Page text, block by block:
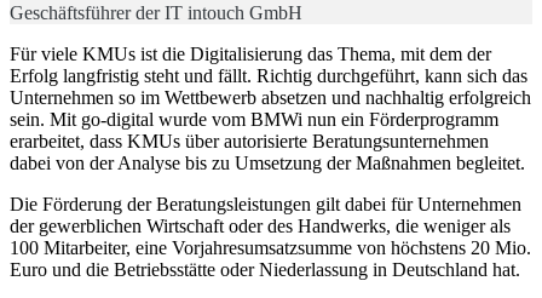
Geschäftsführer der IT intouch GmbH
Für viele KMUs ist die Digitalisierung das Thema, mit dem der
Erfolg langfristig steht und fällt. Richtig durchgeführt, kann sich das
Unternehmen so im Wettbewerb absetzen und nachhaltig erfolgreich
sein. Mit go-digital wurde vom BMWi nun ein Förderprogramm
erarbeitet, dass KMUs über autorisierte Beratungsunternehmen
dabei von der Analyse bis zu Umsetzung der Maßnahmen begleitet.
Die Förderung der Beratungsleistungen gilt dabei für Unternehmen
der gewerblichen Wirtschaft oder des Handwerks, die weniger als
100 Mitarbeiter, eine Vorjahresumsatzsumme von höchstens 20 Mio.
Euro und die Betriebsstätte oder Niederlassung in Deutschland hat.